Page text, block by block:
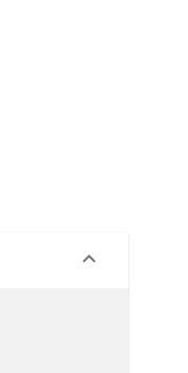
keyboard_arrow_down